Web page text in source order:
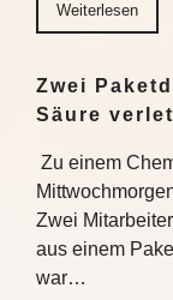
Weiterlesen
Zwei
Säure
Zu einem
Zwei
aus einem
war…